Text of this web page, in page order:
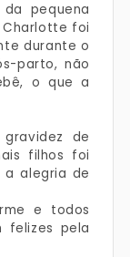
pequena
Charlotte foi
durante o
parto, não
o que a
de
filhos foi
alegria de
e todos
felizes pela